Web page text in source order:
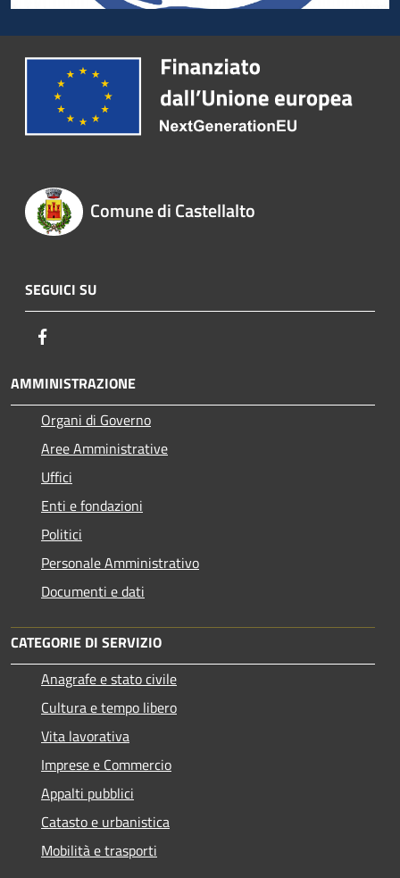
Comune di Castellalto
SEGUICI SU
AMMINISTRAZIONE
Organi di Governo
Aree Amministrative
Uffici
Enti e fondazioni
Politici
Personale Amministrativo
Documenti e dati
CATEGORIE DI SERVIZIO
Anagrafe e stato civile
Cultura e tempo libero
Vita lavorativa
Imprese e Commercio
Appalti pubblici
Catasto e urbanistica
Mobilità e trasporti